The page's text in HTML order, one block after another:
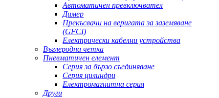
Автоматичен превключвател
Димер
Прекъсвачи на веригата за заземяване
(GFCI)
Електрически кабелни устройства
Въглеродна четка
Пневматичен елемент
Серия за бързо съединяване
Серия цилиндри
Електромагнитна серия
Други